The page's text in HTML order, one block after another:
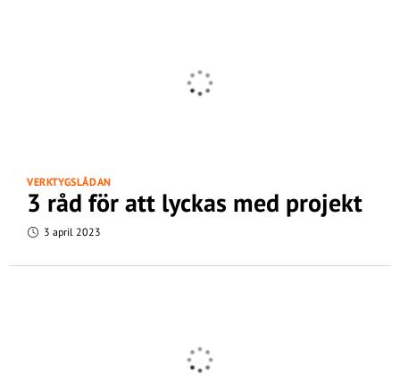
VERKTYGSLÅDAN
3 råd för att lyckas med projekt
3 april 2023